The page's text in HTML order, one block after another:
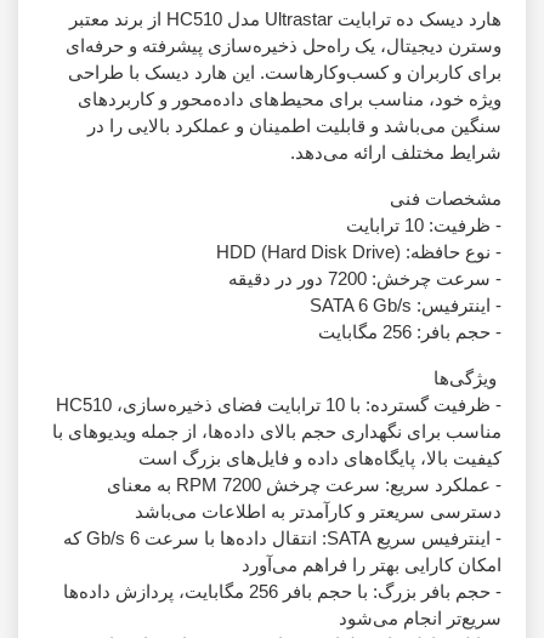
هارد دیسک ده ترابایت Ultrastar مدل HC510 از برند معتبر
وسترن دیجیتال، یک راه‌حل ذخیره‌سازی پیشرفته و حرفه‌ای
برای کاربران و کسب‌وکارهاست. این هارد دیسک با طراحی
ویژه خود، مناسب برای محیط‌های داده‌محور و کاربردهای
سنگین می‌باشد و قابلیت اطمینان و عملکرد بالایی را در
شرایط مختلف ارائه می‌دهد.
مشخصات فنی
- ظرفیت: 10 ترابایت
- نوع حافظه: HDD (Hard Disk Drive)
- سرعت چرخش: 7200 دور در دقیقه
- اینترفیس: SATA 6 Gb/s
- حجم بافر: 256 مگابایت
ویژگی‌ها
- ظرفیت گسترده: با 10 ترابایت فضای ذخیره‌سازی، HC510
مناسب برای نگهداری حجم بالای داده‌ها، از جمله ویدیوهای با
کیفیت بالا، پایگاه‌های داده و فایل‌های بزرگ است
- عملکرد سریع: سرعت چرخش 7200 RPM به معنای
دسترسی سریعتر و کارآمدتر به اطلاعات می‌باشد
- اینترفیس سریع SATA: انتقال داده‌ها با سرعت 6 Gb/s که
امکان کارایی بهتر را فراهم می‌آورد
- حجم بافر بزرگ: با حجم بافر 256 مگابایت، پردازش داده‌ها
سریع‌تر انجام می‌شود